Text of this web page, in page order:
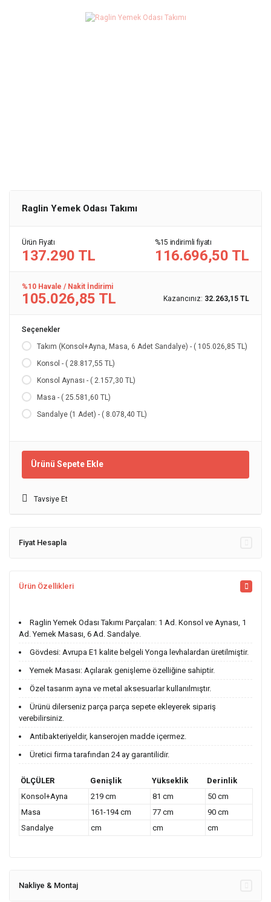
Raglin Yemek Odası Takımı
Ürün Fiyatı
137.290 TL
%15 indirimli fiyatı
116.696,50 TL
%10 Havale / Nakit İndirimi
105.026,85 TL Kazancınız: 32.263,15 TL
Seçenekler
Takım (Konsol+Ayna, Masa, 6 Adet Sandalye) - ( 105.026,85 TL)
Konsol - ( 28.817,55 TL)
Konsol Aynası - ( 2.157,30 TL)
Masa - ( 25.581,60 TL)
Sandalye (1 Adet) - ( 8.078,40 TL)
Ürünü Sepete Ekle
Tavsiye Et
Fiyat Hesapla
Ürün Özellikleri
Raglin Yemek Odası Takımı Parçaları: 1 Ad. Konsol ve Aynası, 1
Ad. Yemek Masası, 6 Ad. Sandalye.
Gövdesi: Avrupa E1 kalite belgeli Yonga levhalardan üretilmiştir.
Yemek Masası: Açılarak genişleme özelliğine sahiptir.
Özel tasarım ayna ve metal aksesuarlar kullanılmıştır.
Ürünü dilerseniz parça parça sepete ekleyerek sipariş
verebilirsiniz.
Antibakteriyeldir, kanserojen madde içermez.
Üretici firma tarafından 24 ay garantilidir.
ÖLÇÜLER Genişlik Yükseklik
Derinlik
Konsol+Ayna
219 cm 81 cm
50 cm
Masa
161-194 cm 77 cm
90 cm
Sandalye
cm cm cm
Nakliye & Montaj